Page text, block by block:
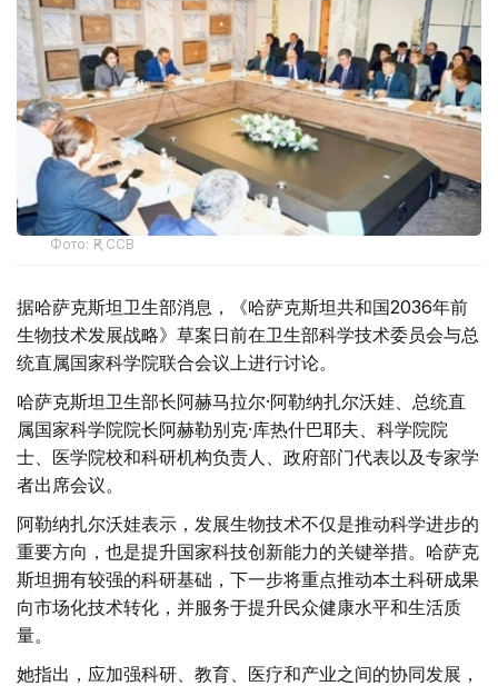
Фото: ҚР ССВ
据哈萨克斯坦卫生部消息，《哈萨克斯坦共和国2036年前
生物技术发展战略》草案日前在卫生部科学技术委员会与总
统直属国家科学院联合会议上进行讨论。
哈萨克斯坦卫生部长阿赫马拉尔·阿勒纳扎尔沃娃、总统直
属国家科学院院长阿赫勒别克·库热什巴耶夫、科学院院
士、医学院校和科研机构负责人、政府部门代表以及专家学
者出席会议。
阿勒纳扎尔沃娃表示，发展生物技术不仅是推动科学进步的
重要方向，也是提升国家科技创新能力的关键举措。哈萨克
斯坦拥有较强的科研基础，下一步将重点推动本土科研成果
向市场化技术转化，并服务于提升民众健康水平和生活质
量。
她指出，应加强科研、教育、医疗和产业之间的协同发展，